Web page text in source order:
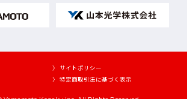
〉 サイトポリシー
〉 特定商取引法に基づく表示